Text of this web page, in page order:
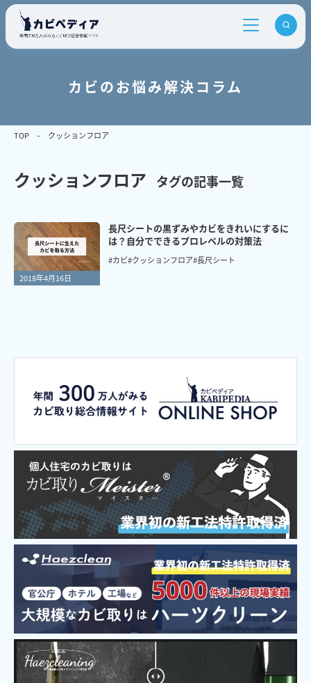
カビのお悩み解決コラム
TOP クッションフロア
クッションフロア タグの記事一覧
2018年4月16日
長尺シートの黒ずみやカビをきれいにするに
は？自分でできるプロレベルの対策法
#カビ#クッションフロア#長尺シート